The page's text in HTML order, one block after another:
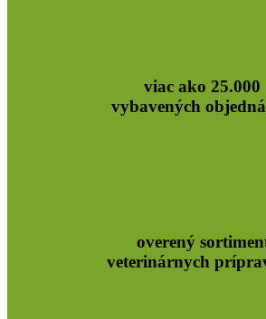
viac ako 25.000
vybavených
overený
veterinárnych